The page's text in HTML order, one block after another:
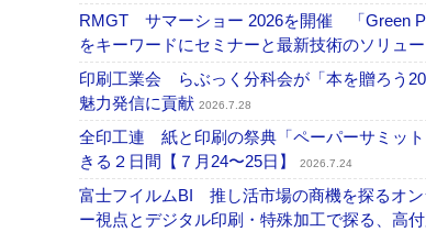
RMGT サマーショー 2026を開催 「Green
をキーワードにセミナーと最新技術のソリュ
印刷工業会 らぶっく分科会が「本を贈ろう
魅力発信に貢献 2026.7.28
全印工連 紙と印刷の祭典「ペーパーサミッ
きる２日間【７月24〜25日】
2026.7.24
富士フイルムBI 推し活市場の商機を探るオ
ー視点とデジタル印刷・特殊加工で探る、高